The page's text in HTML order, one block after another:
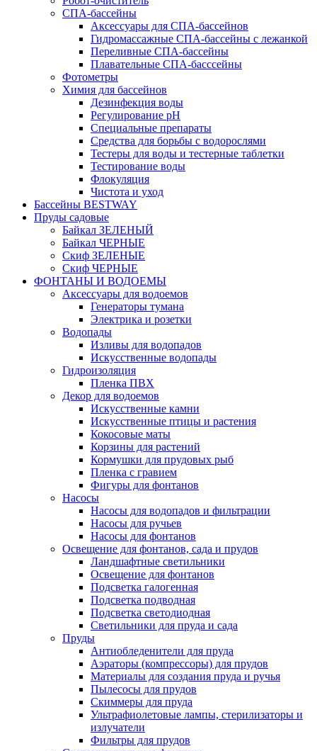
СПА-бассейны
Аксессуары для СПА-бассейнов
Гидромассажные СПА-бассейны с лежанкой
Переливные СПА-бассейны
Плавательные СПА-басссейны
Фотометры
Химия для бассейнов
Дезинфекция воды
Регулирование pH
Специальные препараты
Средства для борьбы с водорослями
Тестеры для воды и тестерные таблетки
Тестирование воды
Флокуляция
Чистота и уход
Бассейны BESTWAY
Пруды садовые
Байкал ЗЕЛЕНЫЙ
Байкал ЧЕРНЫЕ
Скиф ЗЕЛЕНЫЕ
Скиф ЧЕРНЫЕ
ФОНТАНЫ И ВОДОЕМЫ
Аксессуары для водоемов
Генераторы тумана
Электрика и розетки
Водопады
Изливы для водопадов
Искусственные водопады
Гидроизоляция
Пленка ПВХ
Декор для водоемов
Искусственные камни
Искусственные птицы и растения
Кокосовые маты
Корзины для растений
Кормушки для прудовых рыб
Пленка с гравием
Фигуры для фонтанов
Насосы
Насосы для водопадов и фильтрации
Насосы для ручьев
Насосы для фонтанов
Освещение для фонтанов, сада и прудов
Ландшафтные светильники
Освещение для фонтанов
Подсветка галогенная
Подсветка подводная
Подсветка светодиодная
Светильники для пруда и сада
Пруды
Антиобледенители для пруда
Аэраторы (компрессоры) для прудов
Материалы для создания пруда и ручья
Пылесосы для прудов
Скиммеры для пруда
Ультрафиолетовые лампы, стерилизаторы и
излучатели
Фильтры для прудов